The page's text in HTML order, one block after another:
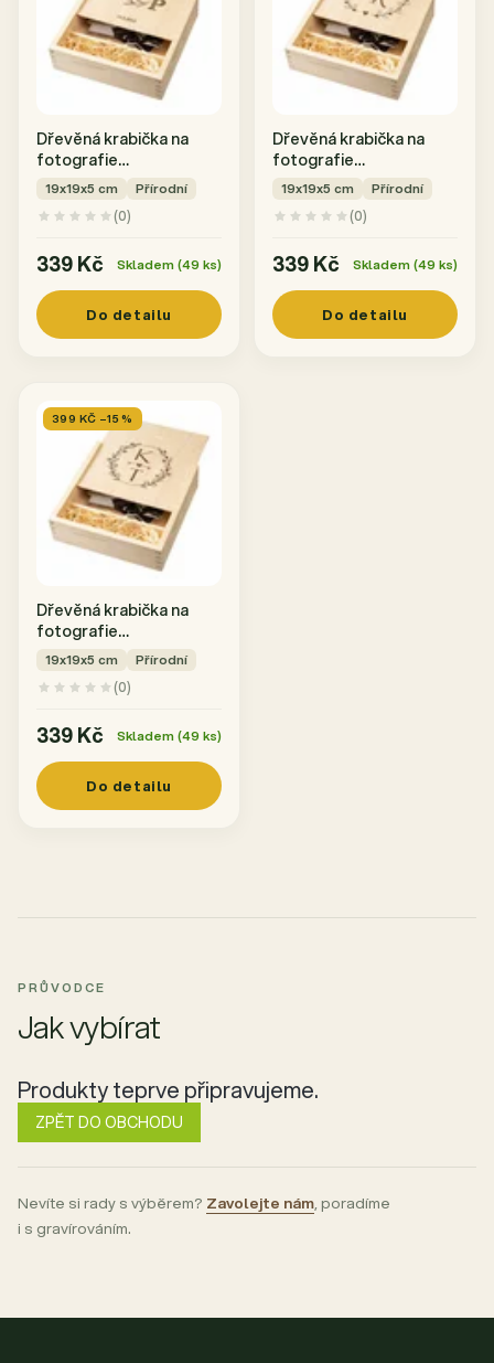
Dřevěná krabička na
fotografie
10x15 s gravírováním
19x19x5 cm
Přírodní
(0)
339 Kč Skladem (49 ks)
Do detailu
Dřevěná krabička na
fotografie
10x15 s gravírováním
19x19x5 cm
Přírodní
(0)
339 Kč Skladem (49 ks)
Do detailu
399 KČ –15 %
Dřevěná krabička na
fotografie
10x15 s gravírováním
19x19x5 cm
Přírodní
(0)
339 Kč Skladem (49 ks)
Do detailu
PRŮVODCE
Jak vybírat
Produkty teprve připravujeme.
ZPĚT DO OBCHODU
Nevíte si rady s výběrem? Zavolejte nám, poradíme
i s gravírováním.